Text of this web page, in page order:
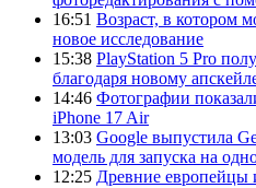
16:51 Возраст, в котором
новое исследование
15:38 PlayStation 5 Pro
благодаря новому
14:46 Фотографии
iPhone 17 Air
13:03 Google выпустила
модель для запуска на
12:25 Древние европейцы